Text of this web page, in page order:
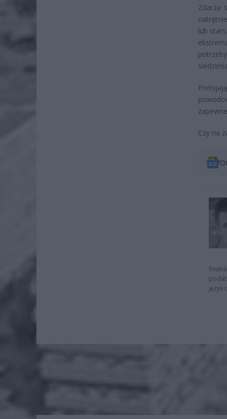
Zdarza
lub
Czy na
język